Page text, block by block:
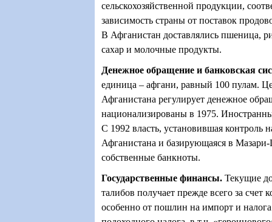
сельскохозяйственной продукции,
зависимость страны от поставок
В Афганистан доставлялись пшеница,
сахар и молочные продукты.
Денежное обращение и банковская
единица – афгани, равный 100 пулам.
Афганистана регулирует денежное
национализированы в 1975.
С 1992 власть, установившая контроль
Афганистана и базирующаяся в
собственные банкноты.
Государственные финансы. Текущие
талибов получает прежде всего за счет
особенно от пошлин на импорт и